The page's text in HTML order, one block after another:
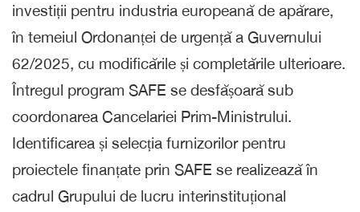
investiții pentru industria europeană de apărare,
în temeiul Ordonanței de urgență a Guvernului
62/2025, cu modificările și completările ulterioare.
Întregul program SAFE se desfășoară sub
coordonarea Cancelariei Prim-Ministrului.
Identificarea și selecția furnizorilor pentru
proiectele finanțate prin SAFE se realizează în
cadrul Grupului de lucru interinstituțional